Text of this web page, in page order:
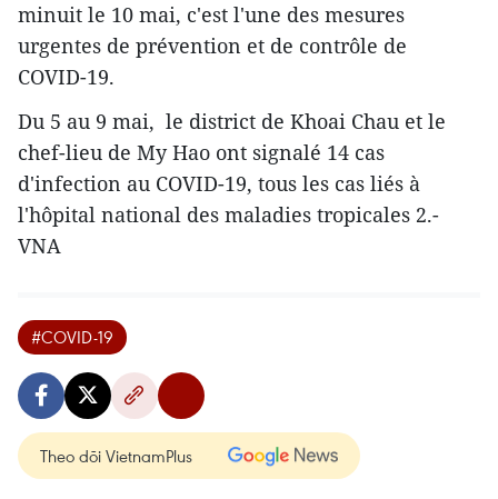
minuit le 10 mai, c'est l'une des mesures
urgentes de prévention et de contrôle de
COVID-19.
Du 5 au 9 mai, le district de Khoai Chau et le
chef-lieu de My Hao ont signalé 14 cas
d'infection au COVID-19, tous les cas liés à
l'hôpital national des maladies tropicales 2.-
VNA
#COVID-19
Theo dõi VietnamPlus